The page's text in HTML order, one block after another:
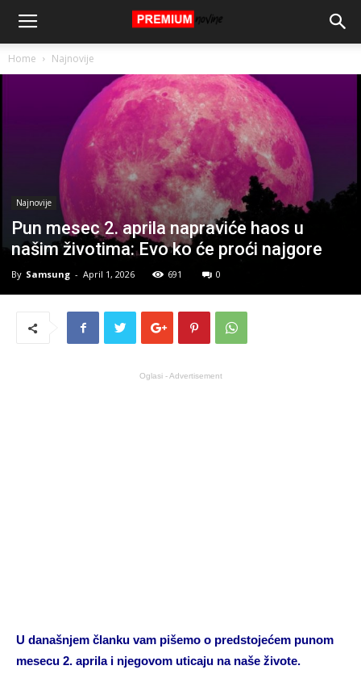
Home Najnovije
Najnovije
Pun mesec 2. aprila napraviće haos u
našim životima: Evo ko će proći najgore
By Samsung - April 1, 2026 691 0
Oglasi - Advertisement
U današnjem članku vam pišemo o predstojećem punom
mesecu 2. aprila i njegovom uticaju na naše živote.